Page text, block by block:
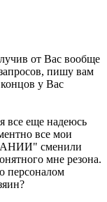
от Вас вообще
пишу вам
у Вас
все еще надеюсь
все мои
сменили
мне резона.
персоналом